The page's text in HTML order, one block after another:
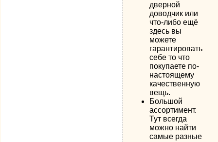
дверной
доводчик или
что-либо ещё
здесь вы
можете
гарантировать
себе то что
покупаете по-
настоящему
качественную
вещь.
Большой
ассортимент.
Тут всегда
можно найти
самые разные